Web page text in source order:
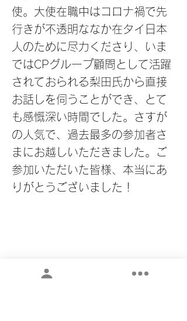
使。大使在職中はコロナ禍で先
行きが不透明ななか在タイ日本
人のために尽力くださり、いま
ではCPグループ顧問として活躍
されておられる梨田氏から直接
お話しを伺うことができ、とて
も感慨深い時間でした。さすが
の人気で、過去最多の参加者さ
まにお越しいただきました。ご
参加いただいた皆様、本当にあ
りがとうございました！